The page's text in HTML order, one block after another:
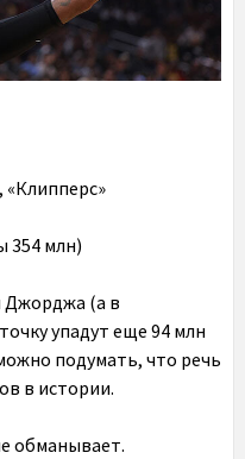
«Клипперс»
354 млн)
Джорджа (а в
упадут еще 94 млн
подумать, что речь
в истории.
обманывает.